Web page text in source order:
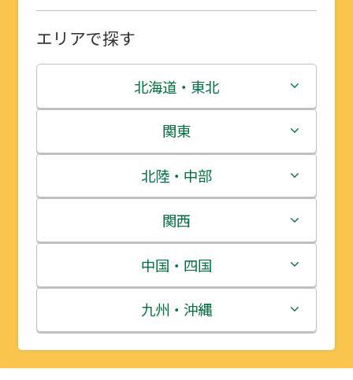
エリアで探す
北海道・東北
北海道
青森県
岩手県
宮城県
秋田県
山形県
関東
茨城県
栃木県
群馬県
埼玉県
千葉県
北陸・中部
新潟県
富山県
石川県
福井県
関西
三重県
滋賀県
京都府
中国・四国
鳥取県
島根県
九州・沖縄
福岡県